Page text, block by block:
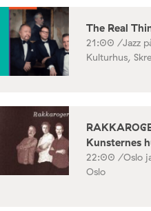
The Real
21:00 /Jazz
Kulturhus,
Kunsternes
22:00 /Oslo
Oslo